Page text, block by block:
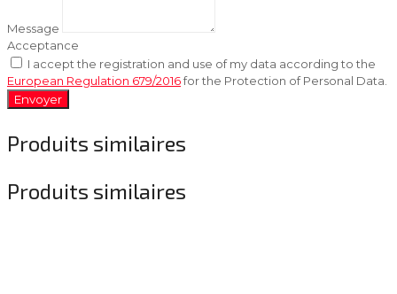
Message
Acceptance
I accept the registration and use of my data according to the
European Regulation 679/2016for the Protection of Personal Data.
Envoyer
Produits similaires
Produits similaires